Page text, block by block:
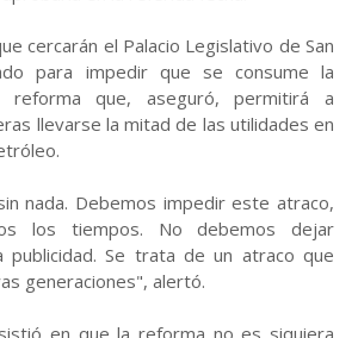
cercarán el Palacio Legislativo de San
para impedir que se consume la
que, aseguró, permitirá a
llevarse la mitad de las utilidades en
nada. Debemos impedir este atraco,
los tiempos. No debemos dejar
publicidad. Se trata de un atraco que
generaciones", alertó.
en que la reforma no es siquiera